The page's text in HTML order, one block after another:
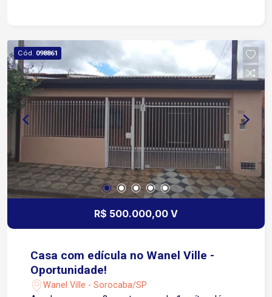
Cód. 098861
R$ 500.000,00 V
Casa com edícula no Wanel Ville -
Oportunidade!
Wanel Ville - Sorocaba/SP